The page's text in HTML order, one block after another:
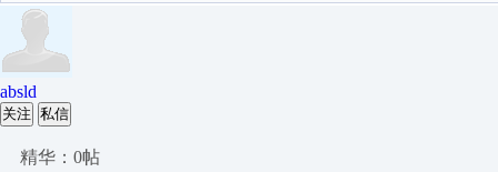
absld
关注 私信
精华：0帖